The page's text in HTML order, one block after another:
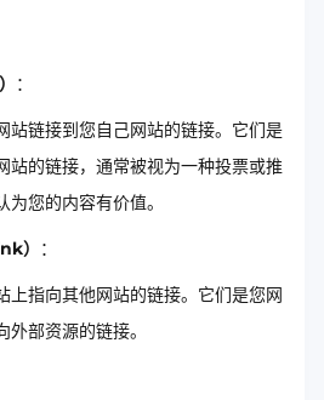
：
站链接到您自己网站的链接。它们是
站的链接，通常被视为一种投票或推
您的内容有价值。
） ：
上指向其他网站的链接。它们是您网
部资源的链接。